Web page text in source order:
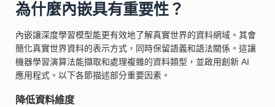
為什麼內嵌具有重要性？
內嵌讓深度學習模型能更有效地了解真實世界的資料網域。其會
簡化真實世界資料的表示方式，同時保留語義和語法關係。這讓
機器學習演算法能擷取和處理複雜的資料類型，並啟用創新 AI
應用程式。以下各節描述部分重要因素。
降低資料維度